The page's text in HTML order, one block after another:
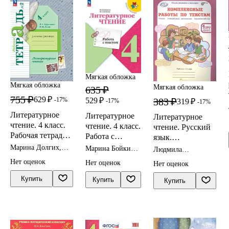
Мягкая обложка
755 ₽629 ₽ -17%
Литературное
чтение. 4 класс.
Рабочая тетрадь.
В двух частях.
2021
Марина Долгих,
Ефросинина
Нет оценок
Купить
Мягкая обложка
635 ₽
529 ₽ -17%
Литературное
чтение. 4 класс.
Работа с
текстом.
пособие
Марина Бойкина,
Нет оценок
Купить
Мягкая обложка
383 ₽319 ₽ -17%
Литературное
чтение. Русский
язык.
Математика.
мир. 4 класс.
Комплексные
работы по
Людмила
Носикова, Ольга
Холодова
Нет оценок
Купить